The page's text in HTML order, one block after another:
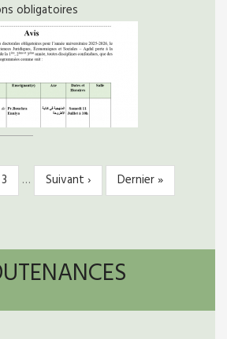
obligatoires
Page
3 …
Page
suivante
Suivant ›
Dernière
page
Dernier »